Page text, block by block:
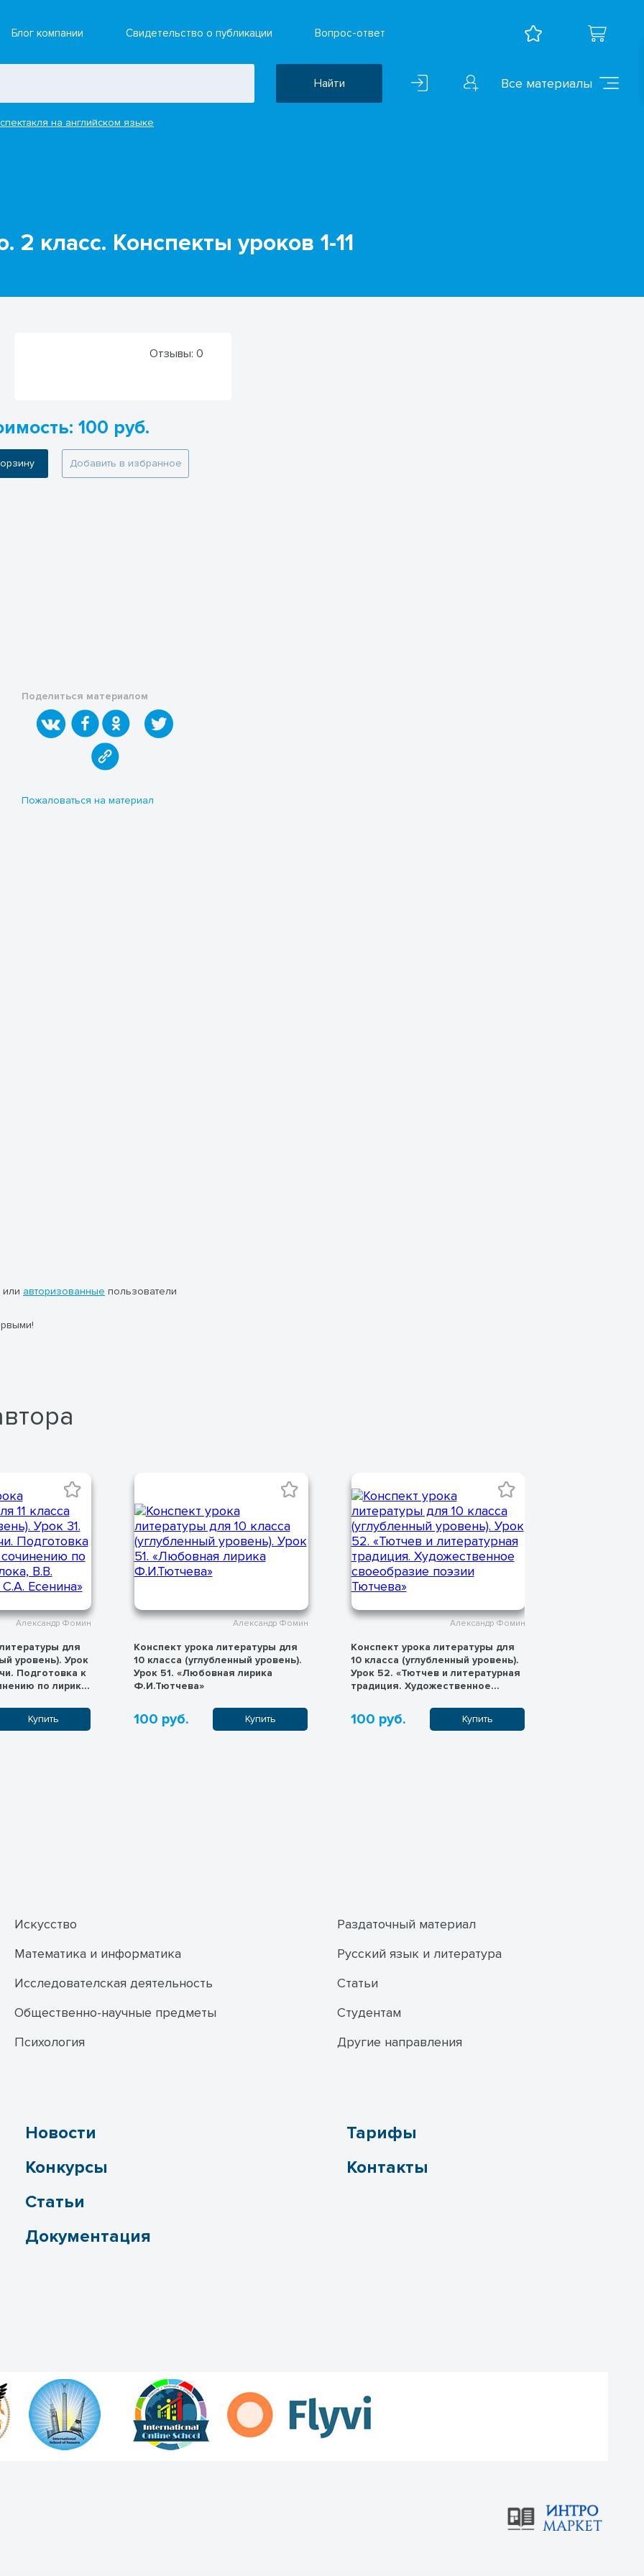
Блог компании Свидетельство о публикации Вопрос-ответ
Найти
на английском языке
Все материалы
2 класс. Конспекты уроков 1-11
Отзывы: 0
100 руб.
корзину Добавить в избранное
Поделиться материалом
Пожаловаться на материал
или авторизованные пользователи
Александр Фомин
для
уровень). Урок
Подготовка к
по лирике
Купить
Александр Фомин
Конспект урока литературы для
10 класса (углубленный уровень).
Урок 51. «Любовная лирика
Ф.И.Тютчева»
100 руб. Купить
Александр Фомин
Конспект урока литературы для
10 класса (углубленный уровень).
Урок 52. «Тютчев и литературная
традиция. Художественное
100 руб. Купить
Искусство
Математика и информатика
Исследователская деятельность
Общественно-научные предметы
Психология
Раздаточный материал
Русский язык и литература
Статьи
Студентам
Другие направления
Новости
Конкурсы
Статьи
Документация
Тарифы
Контакты